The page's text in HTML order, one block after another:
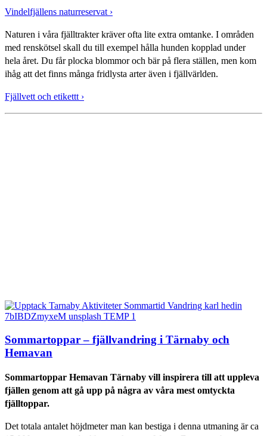
Vindelfjällens naturreservat ›
Naturen i våra fjälltrakter kräver ofta lite extra omtanke. I områden
med renskötsel skall du till exempel hålla hunden kopplad under
hela året. Du får plocka blommor och bär på flera ställen, men kom
ihåg att det finns många fridlysta arter även i fjällvärlden.
Fjällvett och etikettt ›
Sommartoppar – fjällvandring i Tärnaby och
Hemavan
Sommartoppar Hemavan Tärnaby vill inspirera till att uppleva
fjällen genom att gå upp på några av våra mest omtyckta
fjälltoppar.
Det totala antalet höjdmeter man kan bestiga i denna utmaning är ca